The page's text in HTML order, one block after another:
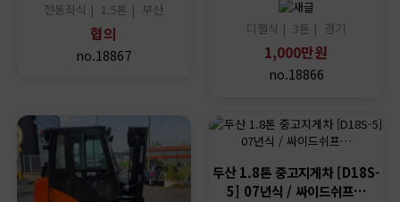
전동좌식 | 1.5톤 |부산
협의
no.18867
디젤식 | 3톤 | 경기
1,000만원
no.18866
두산 1.8톤 중고지게차 [D18S-
5] 07년식 / 싸이드쉬프…